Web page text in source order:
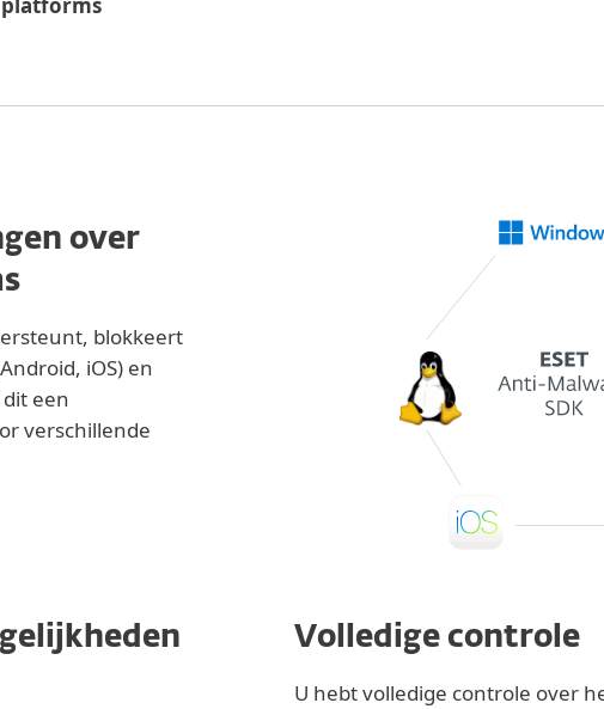
over
blokkeert
iOS) en
een
verschillende
Volledige controle
U hebt volledige controle over